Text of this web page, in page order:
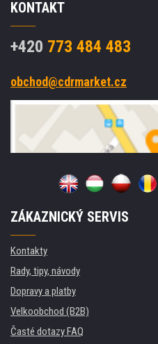
KONTAKT
+420 773 484 483
obchod@cdrmarket.cz
ZÁKAZNICKÝ SERVIS
Kontakty
Rady, tipy, návody
Dopravy a platby
Velkoobchod (B2B)
Časté dotazy FAQ